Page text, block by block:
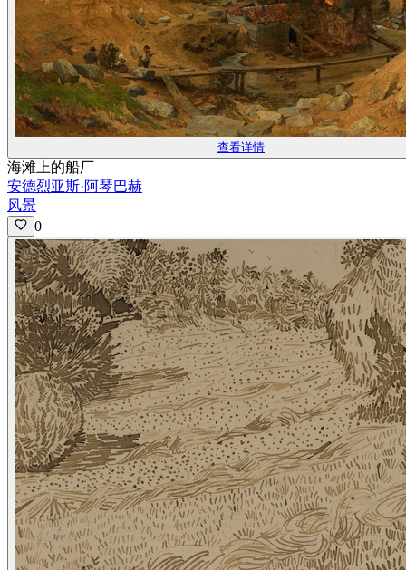
查看详情
海滩上的船厂
安德烈亚斯·阿琴巴赫
风景
0